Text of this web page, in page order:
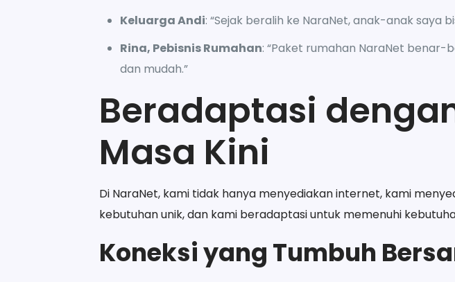
Keluarga Andi: “Sejak beralih ke NaraNet, anak-anak saya
Rina, Pebisnis Rumahan: “Paket rumahan NaraNet benar-
dan mudah.”
Beradaptasi
Masa Kini
Di NaraNet, kami tidak hanya menyediakan internet, kami
kebutuhan unik, dan kami beradaptasi untuk memenuhi
Koneksi yang Tumbuh